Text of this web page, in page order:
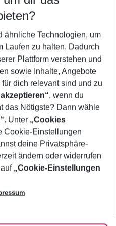
ähnliche Technologien, um
Laufen zu halten. Dadurch
Plattform verstehen und
sowie Inhalte, Angebote
dich relevant sind und zu
, wenn du
das Nötigste? Dann wähle
. Unter „Cookies
Cookie-Einstellungen
deine Privatsphäre-
ändern oder widerrufen
„Cookie-Einstellungen